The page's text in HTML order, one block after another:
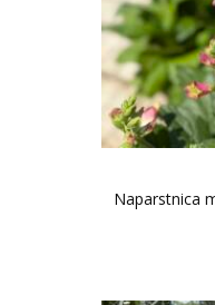
Naparstnica